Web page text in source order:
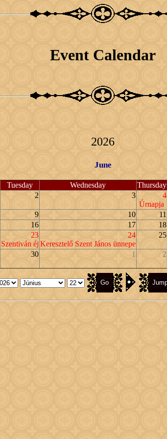
Event Calendar
2026
June
Tuesday Wednesday Thursday
2 3
4
Úrnapja
9 10 11
16 17 18
23
Szentiván éj
24
Keresztelő Szent János ünnepe
25
30 1 2